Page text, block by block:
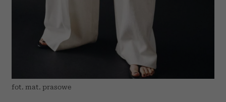
fot. mat. prasowe